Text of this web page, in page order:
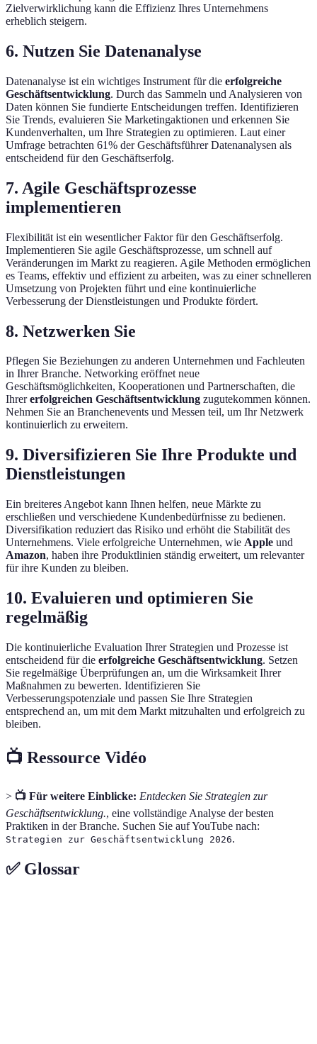
Zielverwirklichung kann die Effizienz Ihres Unternehmens
erheblich steigern.
6. Nutzen Sie Datenanalyse
Datenanalyse ist ein wichtiges Instrument für die erfolgreiche
Geschäftsentwicklung. Durch das Sammeln und Analysieren von
Daten können Sie fundierte Entscheidungen treffen. Identifizieren
Sie Trends, evaluieren Sie Marketingaktionen und erkennen Sie
Kundenverhalten, um Ihre Strategien zu optimieren. Laut einer
Umfrage betrachten 61% der Geschäftsführer Datenanalysen als
entscheidend für den Geschäftserfolg.
7. Agile Geschäftsprozesse
implementieren
Flexibilität ist ein wesentlicher Faktor für den Geschäftserfolg.
Implementieren Sie agile Geschäftsprozesse, um schnell auf
Veränderungen im Markt zu reagieren. Agile Methoden ermöglichen
es Teams, effektiv und effizient zu arbeiten, was zu einer schnelleren
Umsetzung von Projekten führt und eine kontinuierliche
Verbesserung der Dienstleistungen und Produkte fördert.
8. Netzwerken Sie
Pflegen Sie Beziehungen zu anderen Unternehmen und Fachleuten
in Ihrer Branche. Networking eröffnet neue
Geschäftsmöglichkeiten, Kooperationen und Partnerschaften, die
Ihrererfolgreichen Geschäftsentwicklung zugutekommen können.
Nehmen Sie an Branchenevents und Messen teil, um Ihr Netzwerk
kontinuierlich zu erweitern.
9. Diversifizieren Sie Ihre Produkte und
Dienstleistungen
Ein breiteres Angebot kann Ihnen helfen, neue Märkte zu
erschließen und verschiedene Kundenbedürfnisse zu bedienen.
Diversifikation reduziert das Risiko und erhöht die Stabilität des
Unternehmens. Viele erfolgreiche Unternehmen, wie Apple und
Amazon, haben ihre Produktlinien ständig erweitert, um relevanter
für ihre Kunden zu bleiben.
10. Evaluieren und optimieren Sie
regelmäßig
Die kontinuierliche Evaluation Ihrer Strategien und Prozesse ist
entscheidend für die erfolgreiche Geschäftsentwicklung. Setzen
Sie regelmäßige Überprüfungen an, um die Wirksamkeit Ihrer
Maßnahmen zu bewerten. Identifizieren Sie
Verbesserungspotenziale und passen Sie Ihre Strategien
entsprechend an, um mit dem Markt mitzuhalten und erfolgreich zu
bleiben.
📺 Ressource Vidéo
> 📺 Für weitere Einblicke: Entdecken Sie Strategien zur
Geschäftsentwicklung., eine vollständige Analyse der besten
Praktiken in der Branche. Suchen Sie auf YouTube nach:
Strategien zur Geschäftsentwicklung 2026.
✅ Glossar